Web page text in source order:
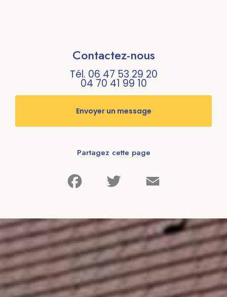
Contactez-nous
Tél. 06 47 53 29 20
04 70 41 99 10
Envoyer un message
Partagez cette page